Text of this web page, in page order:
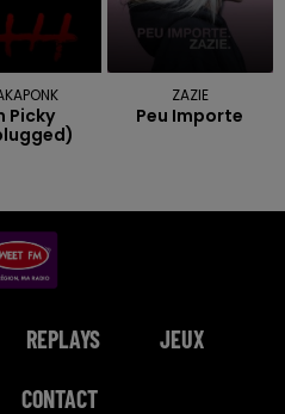
Picky
ZAZIE
Peu Importe
REPLAYS JEUX
CONTACT